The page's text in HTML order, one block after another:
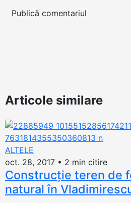
Articole similare
ALTELE
oct. 28, 2017 • 2 min citire
Construcţie teren de
natural în